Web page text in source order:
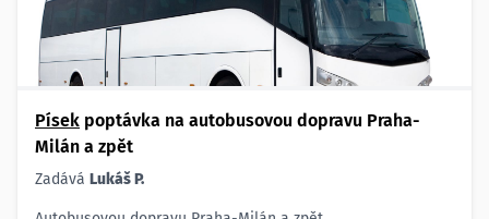
Písek poptávka na autobusovou dopravu Praha-
Milán a zpět
Zadává Lukáš P.